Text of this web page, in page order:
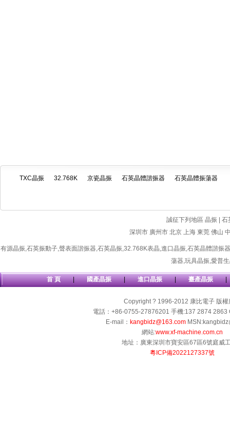
TXC晶振 32.768K 京瓷晶振 石英晶體諧振器 石英晶體振蕩器
誠征下列地區 晶振 |
深圳市 廣州市 北京 上海 東莞 佛山
有源晶振,石英振動子,聲表面諧振器,石英晶振,32.768K表晶,進口晶振,石英晶體諧振器
蕩器,玩具晶振,愛普
首 頁 | 國產晶振 | 進口晶振 | 臺產晶振 |
Copyright ? 1996-2012 康比電子 版權
電話：+86-0755-27876201 手機:137 2874 2863
E-mail： kangbidz@163.com
網站:www.xf-machine.com.cn
地址：廣東深圳市寶安區67區6號庭威
粵ICP備2022127337號